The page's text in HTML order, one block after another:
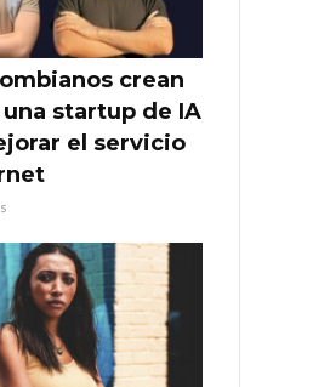
crean
startup de IA
el servicio